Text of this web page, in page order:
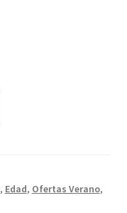
, Edad, Ofertas Verano,